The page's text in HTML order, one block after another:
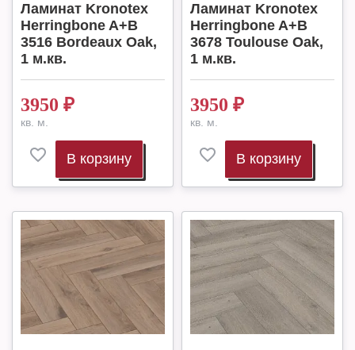
Ламинат Kronotex
Herringbone A+B
3516 Bordeaux Oak,
1 м.кв.
3950 ₽
кв. м.
В корзину
Ламинат Kronotex
Herringbone A+B
3678 Toulouse Oak,
1 м.кв.
3950 ₽
кв. м.
В корзину